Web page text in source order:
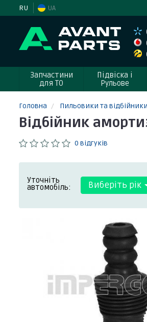
RU UA
Запчастини
для ТО
Підвіска і
Рульове
Головна Пильовики та
Відбійник
0 відгуків
Уточніть
автомобіль: Виберіть рік